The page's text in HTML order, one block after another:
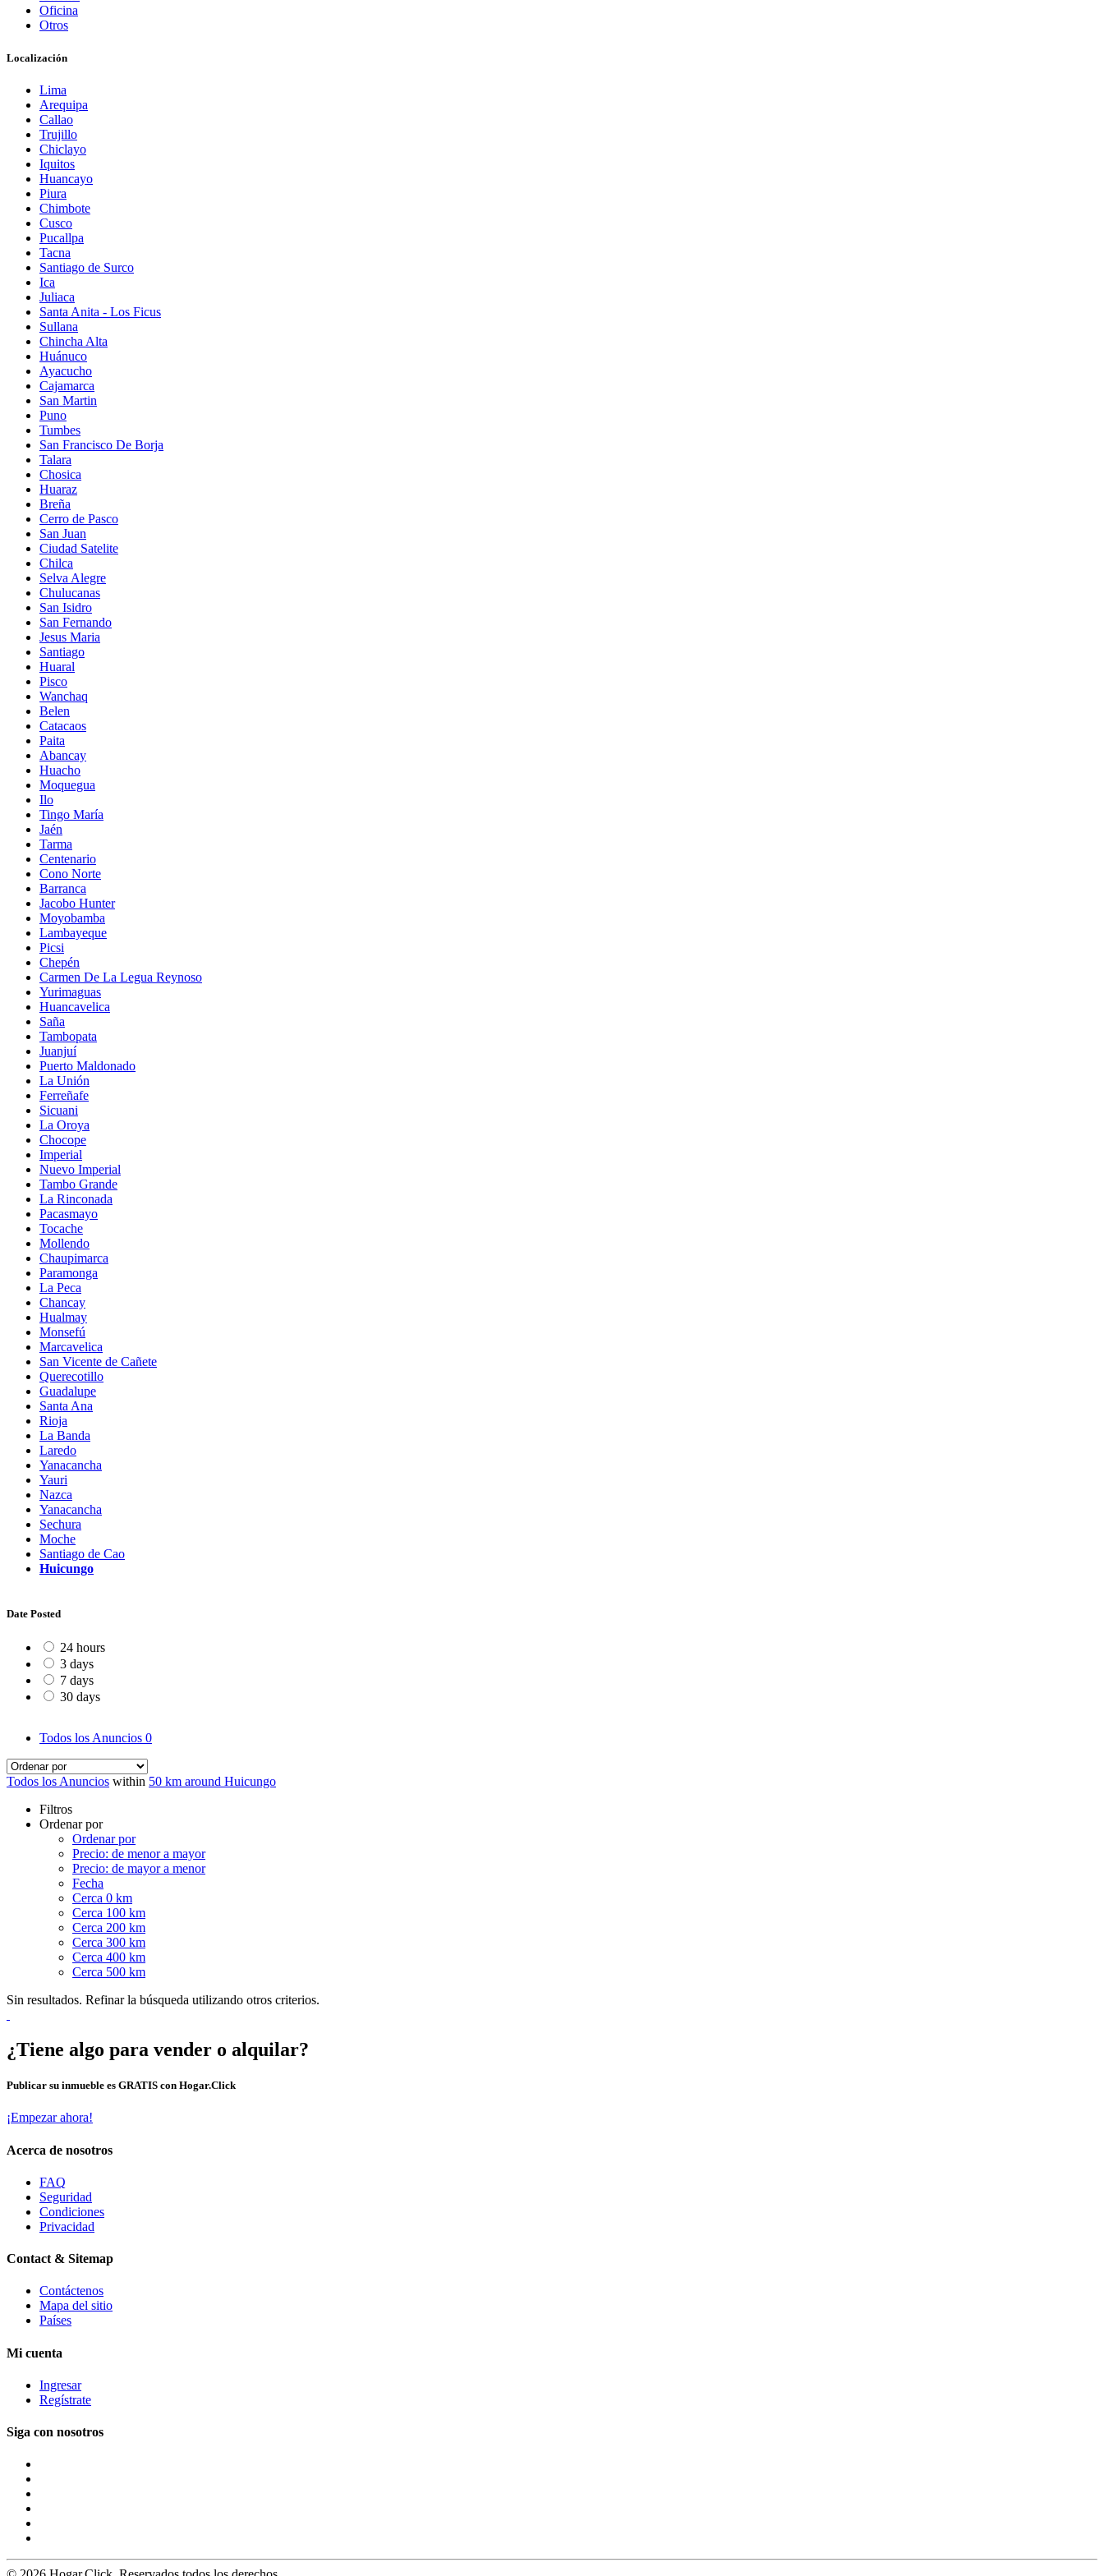
Oficina
Otros
Localización
Lima
Arequipa
Callao
Trujillo
Chiclayo
Iquitos
Huancayo
Piura
Chimbote
Cusco
Pucallpa
Tacna
Santiago de Surco
Ica
Juliaca
Santa Anita - Los Ficus
Sullana
Chincha Alta
Huánuco
Ayacucho
Cajamarca
San Martin
Puno
Tumbes
San Francisco De Borja
Talara
Chosica
Huaraz
Breña
Cerro de Pasco
San Juan
Ciudad Satelite
Chilca
Selva Alegre
Chulucanas
San Isidro
San Fernando
Jesus Maria
Santiago
Huaral
Pisco
Wanchaq
Belen
Catacaos
Paita
Abancay
Huacho
Moquegua
Ilo
Tingo María
Jaén
Tarma
Centenario
Cono Norte
Barranca
Jacobo Hunter
Moyobamba
Lambayeque
Picsi
Chepén
Carmen De La Legua Reynoso
Yurimaguas
Huancavelica
Saña
Tambopata
Juanjuí
Puerto Maldonado
La Unión
Ferreñafe
Sicuani
La Oroya
Chocope
Imperial
Nuevo Imperial
Tambo Grande
La Rinconada
Pacasmayo
Tocache
Mollendo
Chaupimarca
Paramonga
La Peca
Chancay
Hualmay
Monsefú
Marcavelica
San Vicente de Cañete
Querecotillo
Guadalupe
Santa Ana
Rioja
La Banda
Laredo
Yanacancha
Yauri
Nazca
Yanacancha
Sechura
Moche
Santiago de Cao
Huicungo
Date Posted
24 hours
3 days
7 days
30 days
Todos los Anuncios 0
Todos los Anuncios within 50 km around Huicungo
Filtros
Ordenar por
Ordenar por
Precio: de menor a mayor
Precio: de mayor a menor
Fecha
Cerca 0 km
Cerca 100 km
Cerca 200 km
Cerca 300 km
Cerca 400 km
Cerca 500 km
Sin resultados. Refinar la búsqueda utilizando otros criterios.
¿Tiene algo para vender o alquilar?
Publicar su inmueble es GRATIS con Hogar.Click
¡Empezar ahora!
Acerca de nosotros
FAQ
Seguridad
Condiciones
Privacidad
Contact & Sitemap
Contáctenos
Mapa del sitio
Países
Mi cuenta
Ingresar
Regístrate
Siga con nosotros